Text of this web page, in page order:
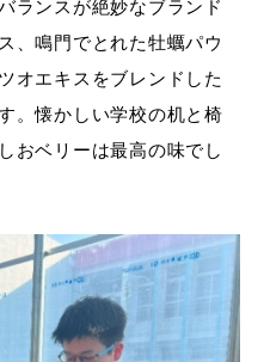
ランスが絶妙なブランド
、鳴門でとれた牡蠣パウ
オエキスをブレンドした
。懐かしい学校の机と椅
おベリーは最高の味でし